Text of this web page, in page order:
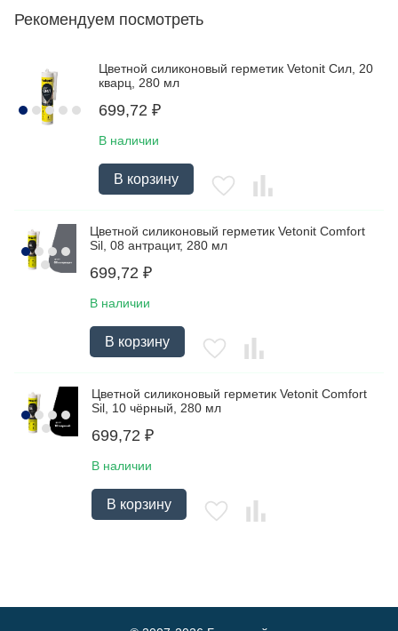
Рекомендуем посмотреть
Цветной силиконовый герметик Vetonit Сил, 20
кварц, 280 мл
699,72 ₽
В наличии
В корзину
Цветной силиконовый герметик Vetonit Comfort
Sil, 08 антрацит, 280 мл
699,72 ₽
В наличии
В корзину
Цветной силиконовый герметик Vetonit Comfort
Sil, 10 чёрный, 280 мл
699,72 ₽
В наличии
В корзину